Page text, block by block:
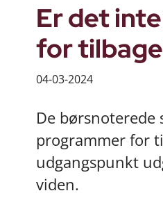
Er det
for
04-03-2024
De
programmer for
udgangspunkt
viden.